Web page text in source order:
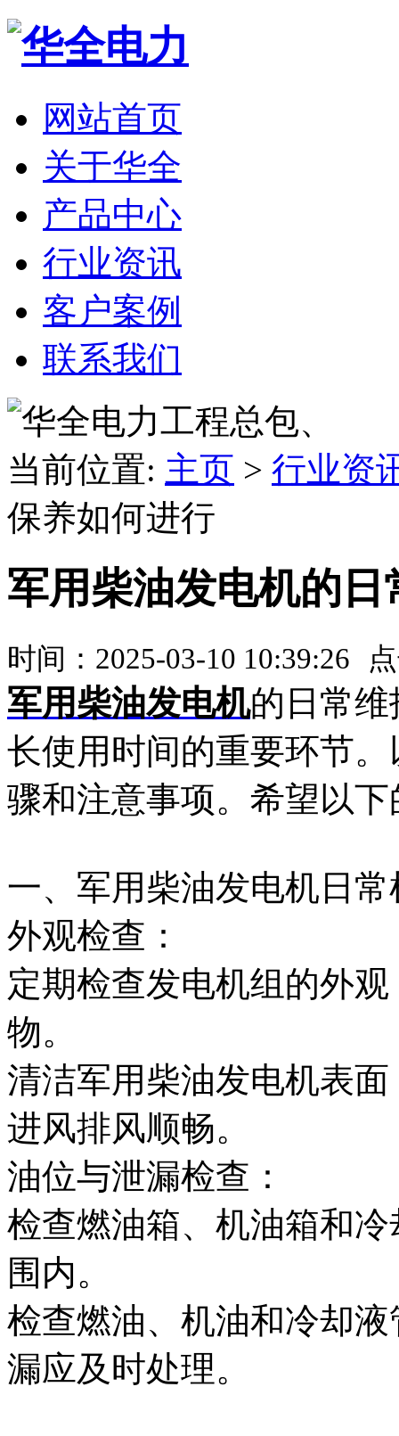
网站首页
关于华全
产品中心
行业资讯
客户案例
联系我们
、
当前位置: 主页 > 行业资
保养如何进行
军用柴油发电机的
时间：2025-03-10 10:39:26
军用柴油发电机的日常
长使用时间的重要环节
骤和注意事项。希望以
一、军用柴油发电机日
外观检查：
定期检查发电机组的外
物。
清洁军用柴油发电机表
进风排风顺畅。
油位与泄漏检查：
检查燃油箱、机油箱和
围内。
检查燃油、机油和冷却
漏应及时处理。